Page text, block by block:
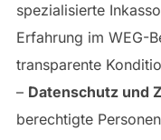
spezialisierte
Erfahrung im WEG-
transparente
– Datenschutz und
berechtigte